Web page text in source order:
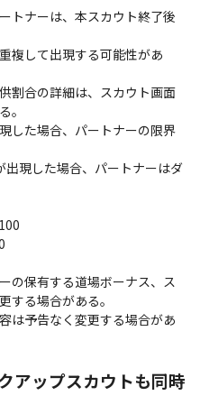
トナーは、本スカウト終了後
複して出現する可能性があ
割合の詳細は、スカウト画面
。
した場合、パートナーの限界
現した場合、パートナーはダ
の保有する道場ボーナス、ス
する場合がある。
は予告なく変更する場合があ
アップスカウトも同時